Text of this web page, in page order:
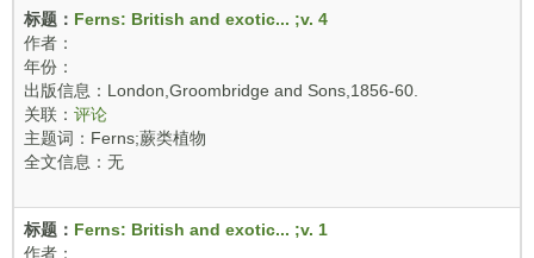
标题： Ferns: British and exotic... ;v. 4
作者：
年份：
出版信息：London,Groombridge and Sons,1856-60.
关联： 评论
主题词：Ferns;蕨类植物
全文信息：无
标题： Ferns: British and exotic... ;v. 1
作者：